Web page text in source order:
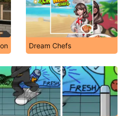
Dream Chefs